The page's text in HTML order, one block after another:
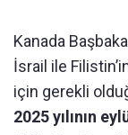
Kanada
İsrail ile
için gerekli
2025 yılının